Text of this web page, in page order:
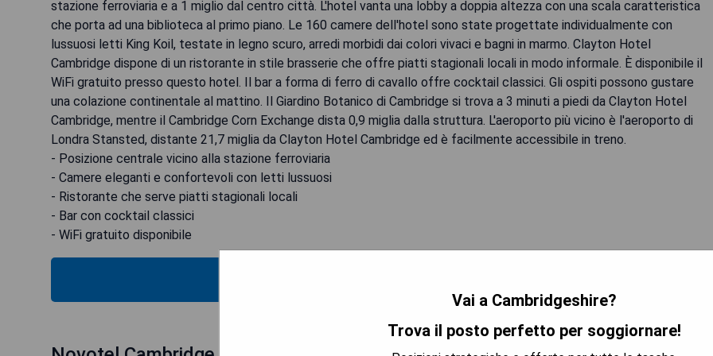
stazione ferroviaria e a 1 miglio dal centro città. L'hotel vanta una lobby a doppia altezza con una scala caratteristica
che porta ad una biblioteca al primo piano. Le 160 camere dell'hotel sono state progettate individualmente con
lussuosi letti King Koil, testate in legno scuro, arredi morbidi dai colori vivaci e bagni in marmo. Clayton Hotel
Cambridge dispone di un ristorante in stile brasserie che offre piatti stagionali locali in modo informale. È disponibile il
WiFi gratuito presso questo hotel. Il bar a forma di ferro di cavallo offre cocktail classici. Gli ospiti possono gustare
una colazione continentale al mattino. Il Giardino Botanico di Cambridge si trova a 3 minuti a piedi da Clayton Hotel
Cambridge, mentre il Cambridge Corn Exchange dista 0,9 miglia dalla struttura. L'aeroporto più vicino è l'aeroporto di
Londra Stansted, distante 21,7 miglia da Clayton Hotel Cambridge ed è facilmente accessibile in treno.
- Posizione centrale vicino alla stazione ferroviaria
- Camere eleganti e confortevoli con letti lussuosi
- Ristorante che serve piatti stagionali locali
- Bar con cocktail classici
- WiFi gratuito disponibile
Vai a Cambridgeshire?
Trova il posto perfetto per soggiornare!